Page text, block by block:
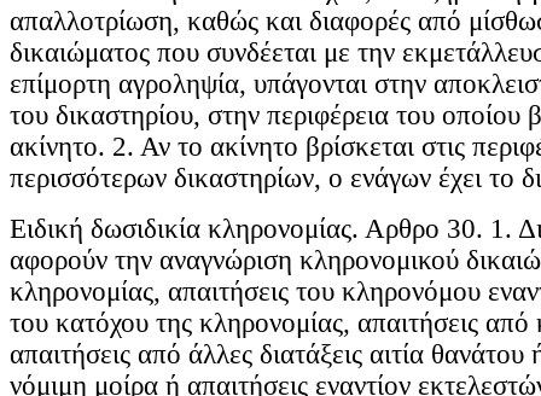
απαλλοτρίωση, καθώς και διαφορές από
δικαιώματος που συνδέεται με την
επίμορτη αγροληψία, υπάγονται στην
του δικαστηρίου, στην περιφέρεια του οποίου
ακίνητο. 2. Αν το ακίνητο βρίσκεται στις
περισσότερων δικαστηρίων, ο ενάγων έχει το
Ειδική δωσιδικία κληρονομίας. Αρθρο 30. 1.
αφορούν την αναγνώριση κληρονομικού
κληρονομίας, απαιτήσεις του κληρονόμου
του κατόχου της κληρονομίας, απαιτήσεις
απαιτήσεις από άλλες διατάξεις αιτία θανάτου
νόμιμη μοίρα ή απαιτήσεις εναντίον